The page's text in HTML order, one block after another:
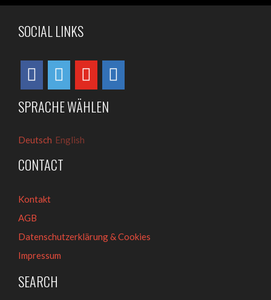
SOCIAL LINKS
SPRACHE WÄHLEN
Deutsch English
CONTACT
Kontakt
AGB
Datenschutzerklärung & Cookies
Impressum
SEARCH